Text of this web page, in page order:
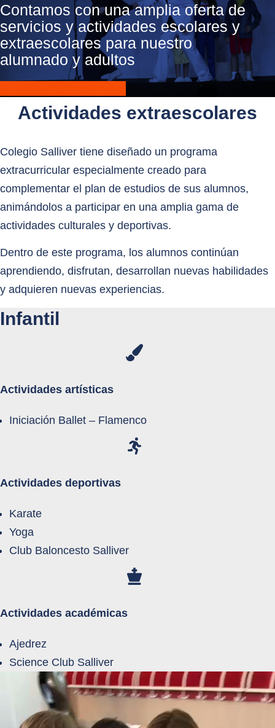
Contamos con una amplia oferta de
servicios y actividades escolares y
extraescolares para nuestro
alumnado y adultos
Actividades extraescolares
Colegio Salliver tiene diseñado un programa
extracurricular especialmente creado para
complementar el plan de estudios de sus alumnos,
animándolos a participar en una amplia gama de
actividades culturales y deportivas.
Dentro de este programa, los alumnos continúan
aprendiendo, disfrutan, desarrollan nuevas habilidades
y adquieren nuevas experiencias.
Infantil
Actividades artísticas
Iniciación Ballet – Flamenco
Actividades deportivas
Karate
Yoga
Club Baloncesto Salliver
Actividades académicas
Ajedrez
Science Club Salliver